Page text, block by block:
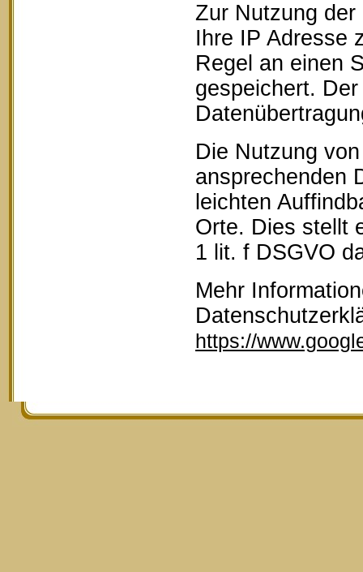
Zur Nutzung
Ihre IP Adresse
Regel an einen
gespeichert.
Die Nutzung
ansprechenden
leichten
Orte. Dies stellt
1 lit. f DSGVO
Mehr
https://